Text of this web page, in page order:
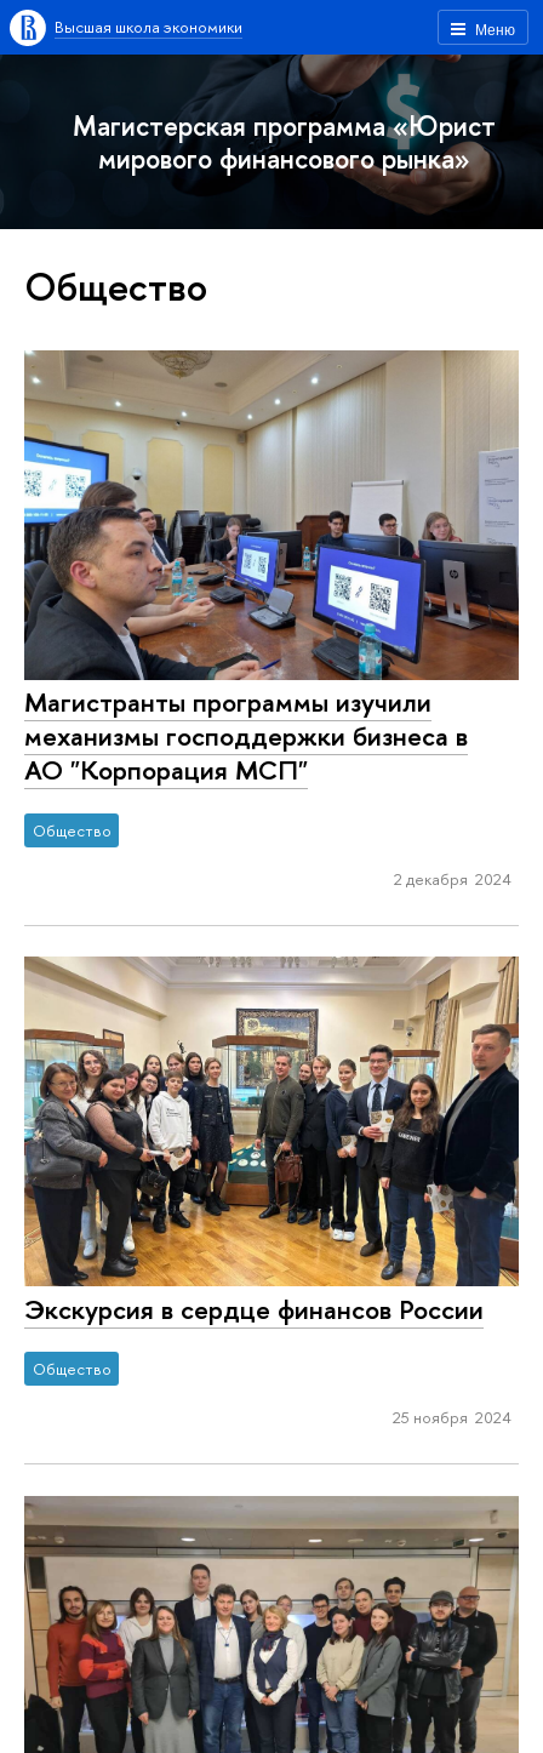
Меню
Высшая школа экономики
Магистерская программа «Юрист
мирового финансового рынка»
Общество
Магистранты программы изучили
механизмы господдержки бизнеса в
АО "Корпорация МСП"
Общество
2 декабря 2024
Экскурсия в сердце финансов России
Общество
25 ноября 2024